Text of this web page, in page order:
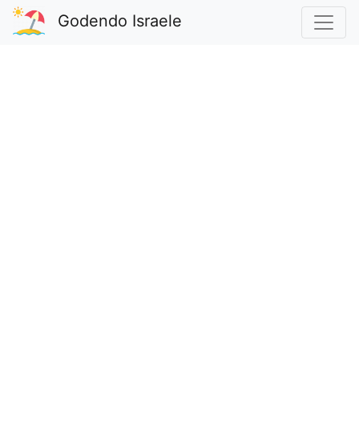
Godendo Israele